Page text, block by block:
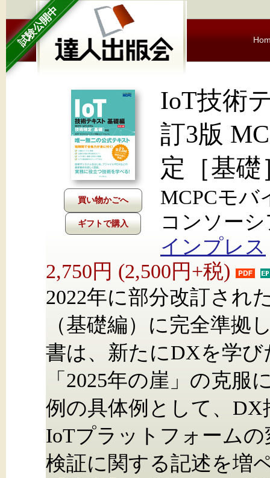
試験公開中
ギフトで購入
IoT技術
訂3版
定［基礎
MCPCモバ
コンソー
インプレス
2,750円 (2,500円+税)
2022年に部分改訂され
（基礎編）に完全準拠
書は、新たにDXを学
「2025年の崖」の克
例の具体例として、
IoTプラットフォーム
検証に関する記述を増